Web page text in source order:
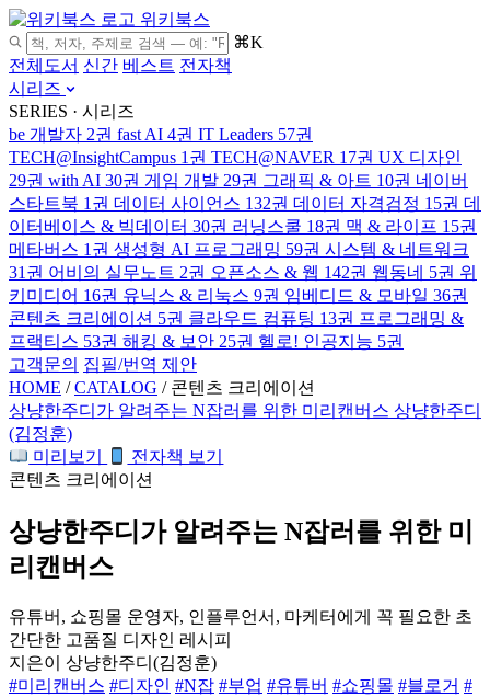
위키북스
⌘K
전체도서 신간 베스트 전자책
시리즈
SERIES · 시리즈
be 개발자 2권 fast AI 4권 IT Leaders 57권
TECH@InsightCampus 1권 TECH@NAVER 17권 UX 디자인
29권 with AI 30권 게임 개발 29권 그래픽 & 아트 10권 네이버
스타트북 1권 데이터 사이언스 132권 데이터 자격검정 15권 데
이터베이스 & 빅데이터 30권 러닝스쿨 18권 맥 & 라이프 15권
메타버스 1권 생성형 AI 프로그래밍 59권 시스템 & 네트워크
31권 어비의 실무노트 2권 오픈소스 & 웹 142권 웹동네 5권 위
키미디어 16권 유닉스 & 리눅스 9권 임베디드 & 모바일 36권
콘텐츠 크리에이션 5권 클라우드 컴퓨팅 13권 프로그래밍 &
프랙티스 53권 해킹 & 보안 25권 헬로! 인공지능 5권
고객문의 집필/번역 제안
HOME / CATALOG / 콘텐츠 크리에이션
상냥한주디가 알려주는 N잡러를 위한 미리캔버스 상냥한주디
(김정훈)
미리보기
전자책 보기
콘텐츠 크리에이션
상냥한주디가 알려주는 N잡러를 위한 미
리캔버스
유튜버, 쇼핑몰 운영자, 인플루언서, 마케터에게 꼭 필요한 초
간단한 고품질 디자인 레시피
지은이
상냥한주디(김정훈)
#미리캔버스 #디자인 #N잡 #부업 #유튜버 #쇼핑몰 #블로거 #